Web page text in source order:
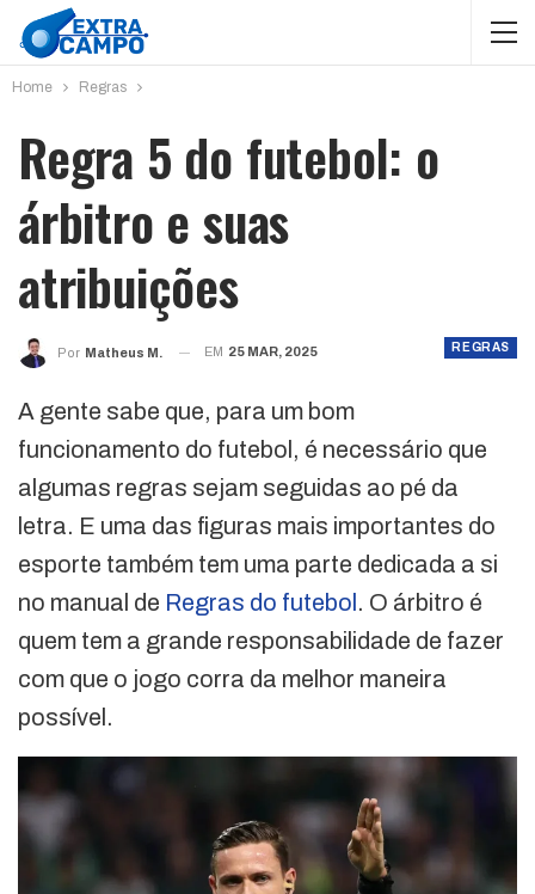
Home Regras
Regra 5 do futebol: o
árbitro e suas
atribuições
REGRAS
Por Matheus M. EM 25 MAR, 2025
A gente sabe que, para um bom
funcionamento do futebol, é necessário que
algumas regras sejam seguidas ao pé da
letra. E uma das figuras mais importantes do
esporte também tem uma parte dedicada a si
no manual de Regras do futebol . O árbitro é
quem tem a grande responsabilidade de fazer
com que o jogo corra da melhor maneira
possível.